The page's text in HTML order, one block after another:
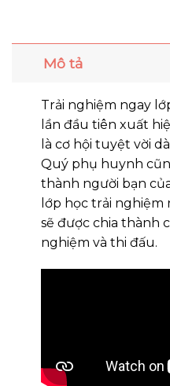
Mô tả
Trải nghiệm ngay
lần đầu tiên xuất
là cơ hội tuyệt vời
Quý phụ huynh
thành người bạn
lớp học trải nghiệm
sẽ được chia thành
nghiệm và thi đấu.